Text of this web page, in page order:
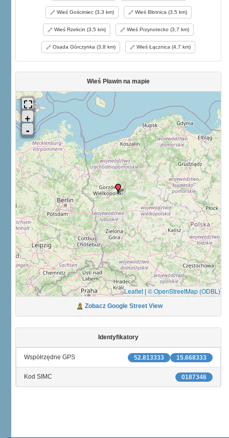
Wieś Gościmiec (3,3 km) Wieś Błotnica (3,5 km)
Wieś Rzekcin (3,5 km) Wieś Przynotecko (3,7 km)
Osada Górczynka (3,8 km) Wieś Łącznica (4,7 km)
Wieś Pławin na mapie
Leaflet | © OpenStreetMap (ODBL)
Zobacz Google Street View
Identyfikatory
15.668333
52.813333
Współrzędne GPS
0187346
Kod SIMC